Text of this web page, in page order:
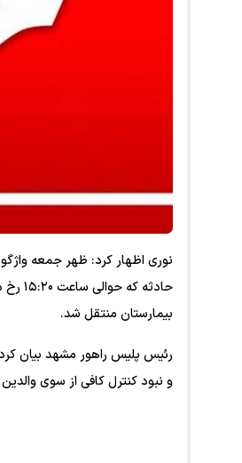
بیمارستان منتقل شد.
رئیس پلیس راهور مشهد بیان کرد:
و نبود کنترل کافی از سوی